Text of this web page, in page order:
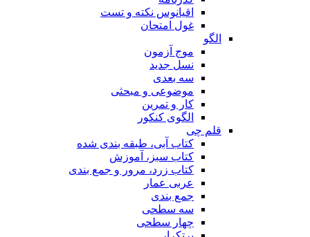
اقیانوس نکته و تست
غول امتحان
الگو
موج آزمون
نسل جدید
سه بعدی
موضوعی و مبحثی
کار و تمرین
الگوی کنکور
قلم چی
کتاب آبی، طبقه بندی شده
کتاب سبز، آموزش
کتاب زرد، مرور و جمع بندی
عربی عمار
جمع بندی
سه سطحی
چهار سطحی